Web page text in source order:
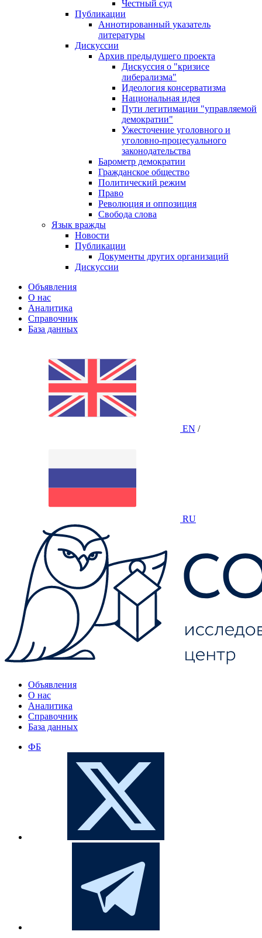
Честный суд
Публикации
Аннотированный указатель
литературы
Дискуссии
Архив предыдущего проекта
Дискуссия о "кризисе
либерализма"
Идеология консерватизма
Национальная идея
Пути легитимации "управляемой
демократии"
Ужесточение уголовного и
уголовно-процесуального
законодательства
Барометр демократии
Гражданское общество
Политический режим
Право
Революция и оппозиция
Свобода слова
Язык вражды
Новости
Публикации
Документы других организаций
Дискуссии
Объявления
О нас
Аналитика
Справочник
База данных
EN /
RU
Объявления
О нас
Аналитика
Справочник
База данных
ФБ